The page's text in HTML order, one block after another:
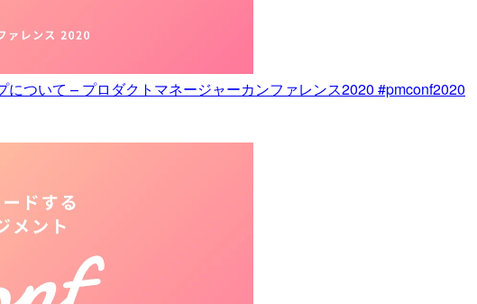
ついて – プロダクトマネージャーカンファレンス2020 #pmconf2020